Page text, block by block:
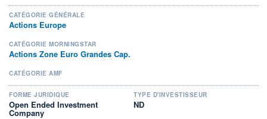
CATÉGORIE GÉNÉRALE
Actions Europe
CATÉGORIE MORNINGSTAR
Actions Zone Euro Grandes Cap.
CATÉGORIE AMF
FORME JURIDIQUE
Open Ended Investment
Company
TYPE D'INVESTISSEUR
ND